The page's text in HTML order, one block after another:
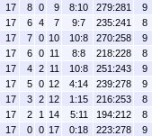
17 8 0 9 8:10 279:281 9
17 6 4 7 9:7 235:241 8
17 7 0 10 10:8 270:258 9
17 6 0 11 8:8 218:228 8
17 4 2 11 10:8 251:243 9
17 5 0 12 4:14 239:278 9
17 3 2 12 1:15 216:253 8
17 2 1 14 5:11 194:212 8
17 0 0 17 0:18 223:278 9